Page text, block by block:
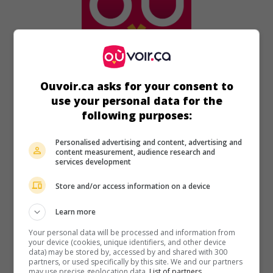
Sa majesté est de sortie
V.O.: The King Steps Out
Grace Moore,Franchot Tone ,Walter Connolly. Le jeune
empereur d'Autriche trouve une épouse en la personne
d'Elizabeth, princesse de Bavière.
Durée:
85 min.
au cinéma sur mes écrans
Ouvoir.ca asks for your consent to
use your personal data for the
following purposes:
Personalised advertising and content, advertising and
content measurement, audience research and
services development
Store and/or access information on a device
Learn more
Your personal data will be processed and information from
your device (cookies, unique identifiers, and other device
data) may be stored by, accessed by and shared with 300
partners, or used specifically by this site. We and our partners